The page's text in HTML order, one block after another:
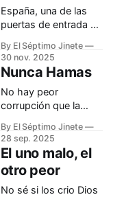
España, una de las
puertas de entrada en
radical, debiera ser
más prudente
By El Séptimo Jinete
30 nov. 2025
Nunca Hamas
No hay peor
corrupción que la
By El Séptimo Jinete
28 sep. 2025
El uno malo, el
otro peor
No sé si los crio Dios